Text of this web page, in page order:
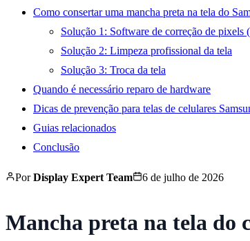
Como consertar uma mancha preta na tela do
Solução 1: Software de correção de pixels
Solução 2: Limpeza profissional da tela
Solução 3: Troca da tela
Quando é necessário reparo de hardware
Dicas de prevenção para telas de celulares
Guias relacionados
Conclusão
PorDisplay Expert Team 6 de julho de 2026
Mancha preta na tela do